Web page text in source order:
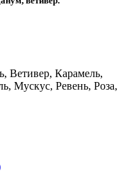
Ветивер, Карамель,
Мускус, Ревень, Роза,